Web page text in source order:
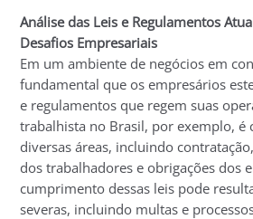
Análise das Leis e Regulamentos
Desafios Empresariais
Em um ambiente de negócios em
fundamental que os empresários
e regulamentos que regem suas
trabalhista no Brasil, por exemplo, é
diversas áreas, incluindo
dos trabalhadores e obrigações dos
cumprimento dessas leis pode
severas, incluindo multas e